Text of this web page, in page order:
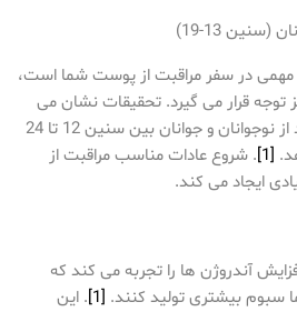
13-19)
در سفر مراقبت از پوست شما است،
توجه قرار می گیرد. تحقیقات نشان می
دهد که آکنه تقریباً 85 درصد از نوجوانان و جوانان بین سنین 12 تا 24
[1]
. شروع عادات مناسب مراقبت از
ایجاد می کند.
آندروژن ها را تجربه می کند که
بیشتری تولید کنند. [1] . این